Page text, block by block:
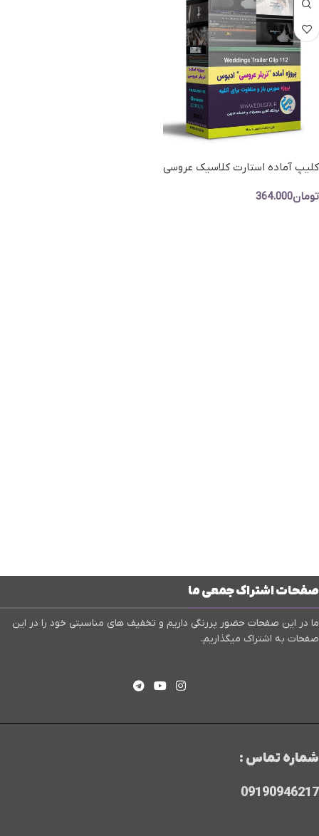
کلیپ آماده استارت کلاسیک عروسی
تومان364.000
صفحات اشتراک جمعی ما
ما در این صفحات حضور پررنگی داریم و تخفیف های مناسبتی خود را در این
صفحات به اشتراک میگذاریم.
شماره تماس :
09190946217